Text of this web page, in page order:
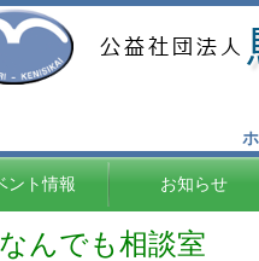
ント情報 お知らせ
んでも相談室